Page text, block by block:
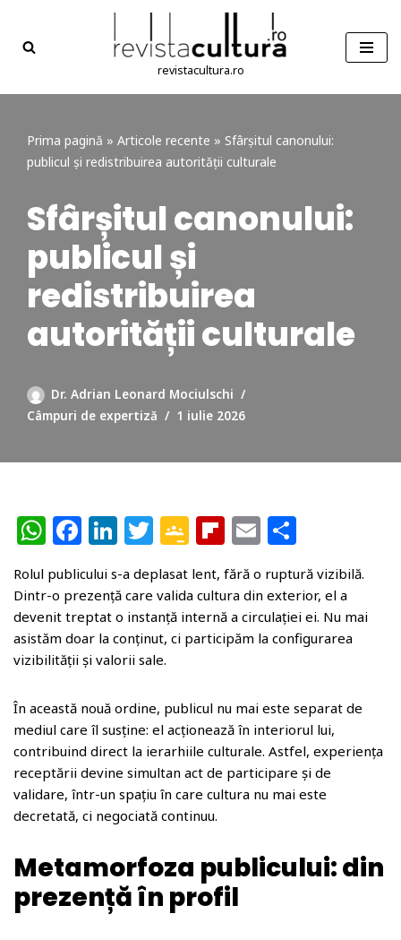
Sari
conținut
revistacultura.ro
Prima pagină » Articole recente » Sfârșitul canonului:
publicul și redistribuirea autorității culturale
Sfârșitul canonului:
publicul și
redistribuirea
autorității culturale
Dr. Adrian Leonard Mociulschi
Câmpuri de expertiză
1 iulie 2026
W
at
s
A
p
p
F
a
c
e
b
o
o
k
Li
k
e
dI
n
T
w
itt
e
r
G
o
o
gl
e
a
ss
r
o
o
Fl
ip
b
o
ar
E
ai
l
ar
ta
je
az
Rolul publicului s-a deplasat lent, fără o ruptură vizibilă.
Dintr-o prezență care valida cultura din exterior, el a
devenit treptat o instanță internă a circulației ei. Nu mai
asistăm doar la conținut, ci participăm la configurarea
vizibilității și valorii sale.
În această nouă ordine, publicul nu mai este separat de
mediul care îl susține: el acționează în interiorul lui,
contribuind direct la ierarhiile culturale. Astfel, experiența
receptării devine simultan act de participare și de
validare, într-un spațiu în care cultura nu mai este
decretată, ci negociată continuu.
Metamorfoza publicului: din
prezență în profil